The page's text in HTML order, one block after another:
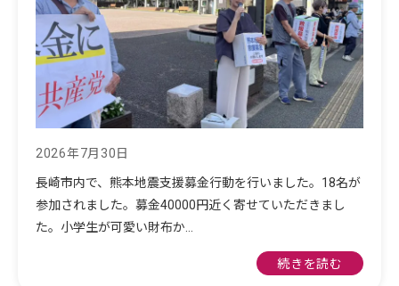
2026年7月30日
長崎市内で、熊本地震支援募金行動を行いました。18名が
参加されました。募金40000円近く寄せていただきまし
た。小学生が可愛い財布か…
続きを読む